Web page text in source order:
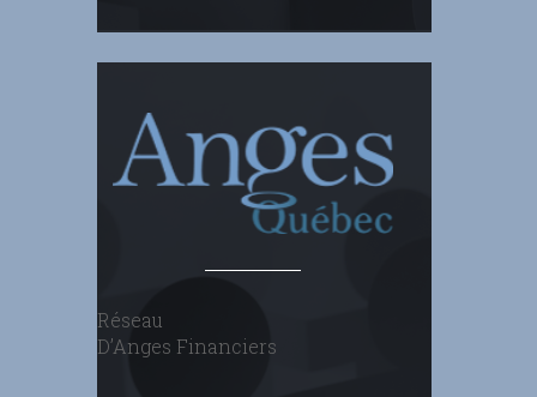
Réseau
D’Anges Financiers